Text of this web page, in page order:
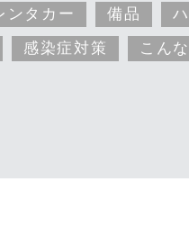
ンタカー 備品
感染症対策 こん